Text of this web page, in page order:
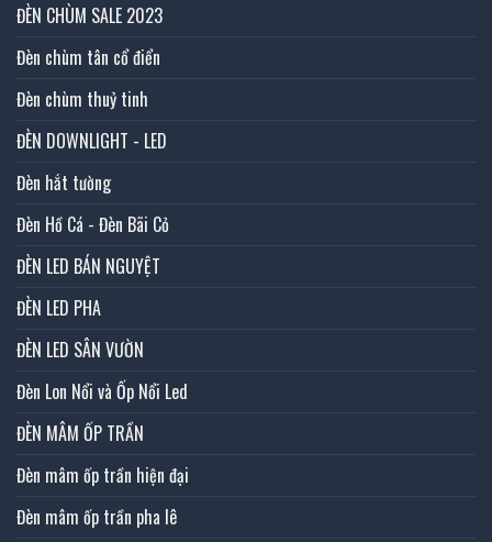
ĐÈN CHÙM SALE 2023
Đèn chùm tân cổ điển
Đèn chùm thuỷ tinh
ĐÈN DOWNLIGHT - LED
Đèn hắt tường
Đèn Hồ Cá - Đèn Bãi Cỏ
ĐÈN LED BÁN NGUYỆT
ĐÈN LED PHA
ĐÈN LED SÂN VƯỜN
Đèn Lon Nổi và Ốp Nổi Led
ĐÈN MÂM ỐP TRẦN
Đèn mâm ốp trần hiện đại
Đèn mâm ốp trần pha lê